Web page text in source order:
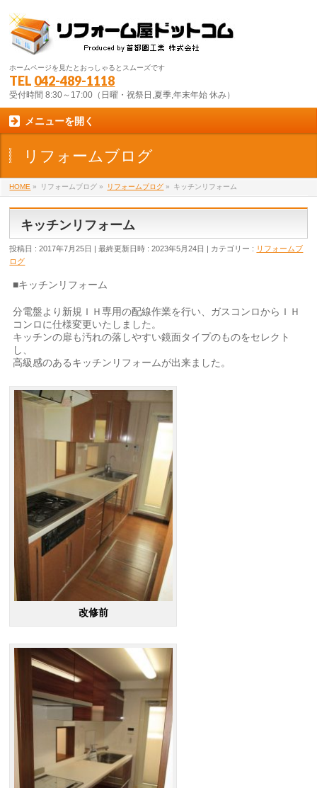
ホームページを見たとおっしゃるとスムーズです
TEL 042-489-1118
受付時間 8:30～17:00（日曜・祝祭日,夏季,年末年始 休み）
メニューを開く
リフォームブログ
HOME » リフォームブログ » リフォームブログ » キッチンリフォーム
キッチンリフォーム
投稿日 : 2017年7月25日 最終更新日時 : 2023年5月24日 カテゴリー : リフォームブ
ログ
■キッチンリフォーム
分電盤より新規ＩＨ専用の配線作業を行い、ガスコンロからＩＨ
コンロに仕様変更いたしました。
キッチンの扉も汚れの落しやすい鏡面タイプのものをセレクト
し、
高級感のあるキッチンリフォームが出来ました。
改修前